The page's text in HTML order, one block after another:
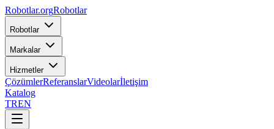
Robotlar.orgRobotlar
Robotlar
Markalar
Hizmetler
ÇözümlerReferanslarVideolarİletişim
Katalog
TREN